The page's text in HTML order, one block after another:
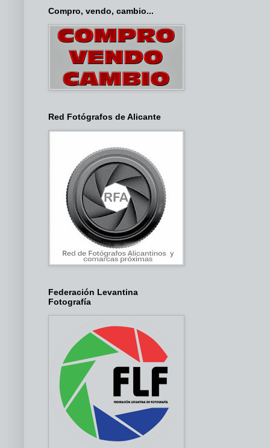
Compro, vendo, cambio...
Red Fotógrafos de Alicante
Federación Levantina
Fotografía